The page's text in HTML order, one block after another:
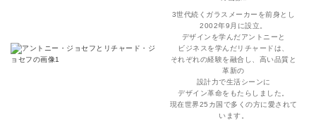
3世代続くガラスメーカーを前身とし
2002年9月に設立。
デザインを学んだアントニーと
ビジネスを学んだリチャードは、
それぞれの経験を融合し、高い品質と
革新の
設計力で生活シーンに
デザイン革命をもたらしました。
現在世界25カ国で多くの方に愛されて
います。